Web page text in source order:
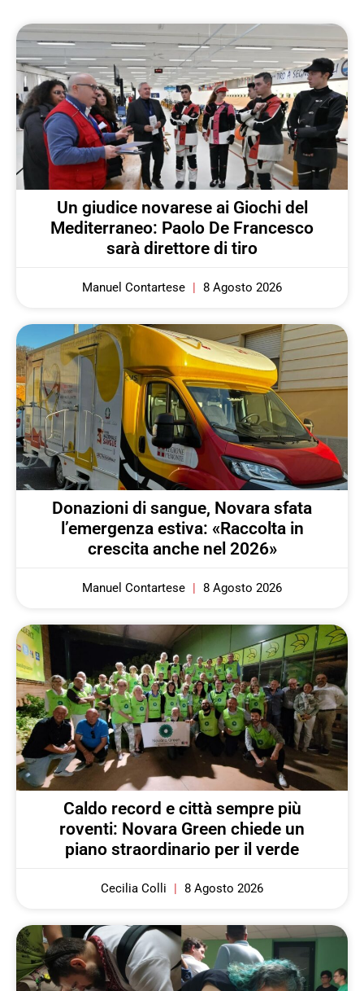
Un giudice novarese ai Giochi del
Mediterraneo: Paolo De Francesco
sarà direttore di tiro
Manuel Contartese 8 Agosto 2026
Donazioni di sangue, Novara sfata
l’emergenza estiva: «Raccolta in
crescita anche nel 2026»
Manuel Contartese 8 Agosto 2026
Caldo record e città sempre più
roventi: Novara Green chiede un
piano straordinario per il verde
Cecilia Colli 8 Agosto 2026